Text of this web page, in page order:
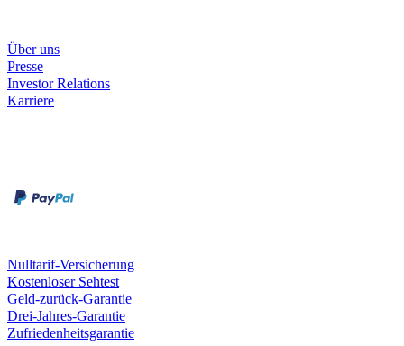
Über uns
Presse
Investor Relations
Karriere
Nulltarif-Versicherung
Kostenloser Sehtest
Geld-zurück-Garantie
Drei-Jahres-Garantie
Zufriedenheitsgarantie